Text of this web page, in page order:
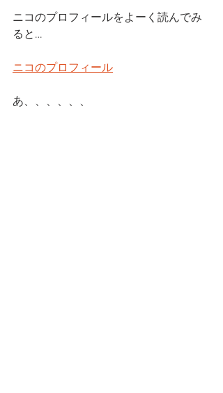
ニコのプロフィールをよーく読んでみ
ると…
ニコのプロフィール
あ、、、、、、